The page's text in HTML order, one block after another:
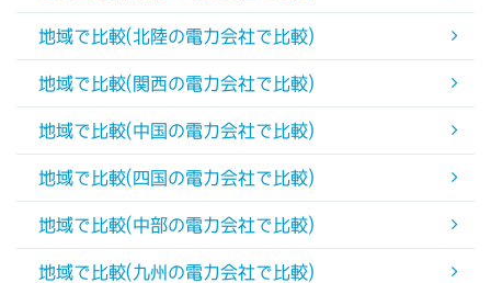
地域で比較(北陸の電力会社で比較)
地域で比較(関西の電力会社で比較)
地域で比較(中国の電力会社で比較)
地域で比較(四国の電力会社で比較)
地域で比較(中部の電力会社で比較)
地域で比較(九州の電力会社で比較)